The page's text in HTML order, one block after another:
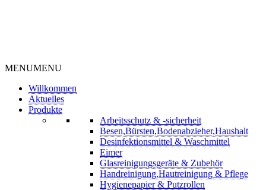
MENUMENU
Willkommen
Aktuelles
Produkte
Arbeitsschutz & -sicherheit
Besen,Bürsten,Bodenabzieher,Haushalt
Desinfektionsmittel & Waschmittel
Eimer
Glasreinigungsgeräte & Zubehör
Handreinigung,Hautreinigung & Pflege
Hygienepapier & Putzrollen